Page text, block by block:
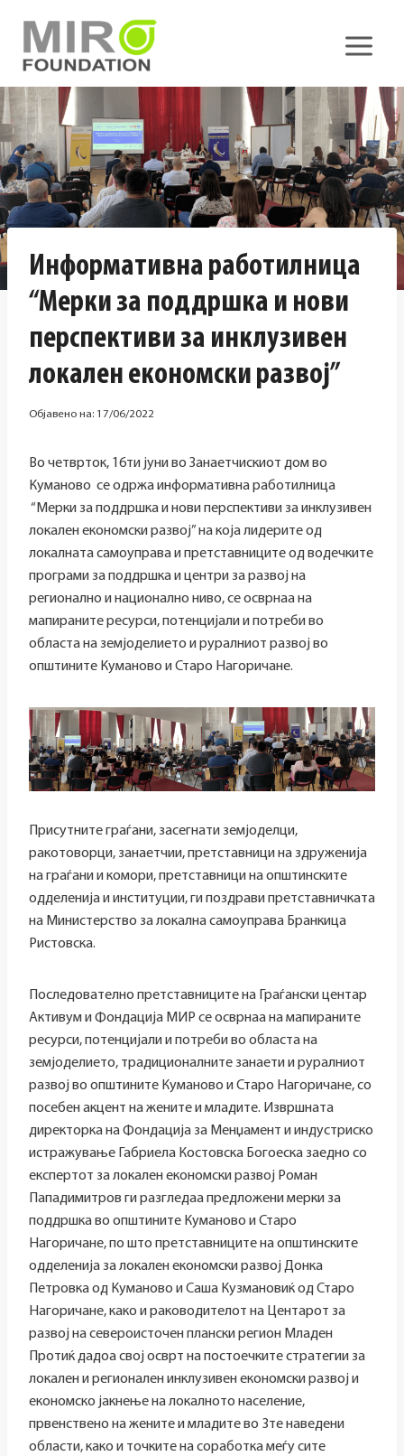
content
Информативна работилница
“Мерки за поддршка и нови
перспективи за инклузивен
локален економски развој”
Објавено на: 17/06/2022
Во четврток, 16ти јуни во Занаетчискиот дом во
Куманово се одржа информативна работилница
“Мерки за поддршка и нови перспективи за инклузивен
локален економски развој” на која лидерите од
локалната самоуправа и претставниците од водечките
програми за поддршка и центри за развој на
регионално и национално ниво, се осврнаа на
мапираните ресурси, потенцијали и потреби во
областа на земјоделието и руралниот развој во
општините Куманово и Старо Нагоричане.
Присутните граѓани, засегнати земјоделци,
ракотоворци, занаетчии, претставници на здруженија
на граѓани и комори, претставници на општинските
одделенија и институции, ги поздрави претставничката
на Министерство за локална самоуправа Бранкица
Ристовска.
Последователно претставниците на Граѓански центар
Активум и Фондација МИР се осврнаа на мапираните
ресурси, потенцијали и потреби во областа на
земјоделието, традиционалните занаети и руралниот
развој во општините Куманово и Старо Нагоричане, со
посебен акцент на жените и младите. Извршната
директорка на Фондација за Менџамент и индустриско
истражување Габриела Костовска Богоеска заедно со
експертот за локален економски развој Роман
Пападимитров ги разгледаа предложени мерки за
поддршка во општините Куманово и Старо
Нагоричане, по што претставниците на општинските
одделенија за локален економски развој Донка
Петровка од Куманово и Саша Кузмановиќ од Старо
Нагоричане, како и раководителот на Центарот за
развој на североисточен плански регион Младен
Протиќ дадоа свој осврт на постоечките стратегии за
локален и регионален инклузивен економски развој и
економско јакнење на локалното население,
првенствено на жените и младите во 3те наведени
области, како и точките на соработка меѓу сите